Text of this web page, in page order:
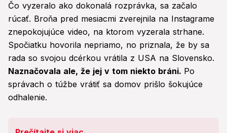
Čo vyzeralo ako dokonalá rozprávka, sa začalo
rúcať. Broňa pred mesiacmi zverejnila na Instagrame
znepokojujúce video, na ktorom vyzerala strhane.
Spočiatku hovorila nepriamo, no priznala, že by sa
rada so svojou dcérkou vrátila z USA na Slovensko.
Naznačovala ale, že jej v tom niekto bráni. Po
správach o túžbe vrátiť sa domov prišlo šokujúce
odhalenie.